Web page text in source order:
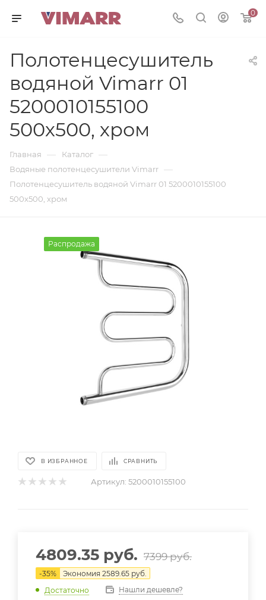
0
Полотенцесушитель
водяной Vimarr 01
5200010155100
500х500, хром
Главная — Каталог —
Водяные полотенцесушители Vimarr —
Полотенцесушитель водяной Vimarr 01 5200010155100
500х500, хром
Распродажа
В ИЗБРАННОЕ СРАВНИТЬ
Артикул: 5200010155100
4809.35 руб. 7399руб.
-35% Экономия 2589.65 руб.
Достаточно
Нашли дешевле?